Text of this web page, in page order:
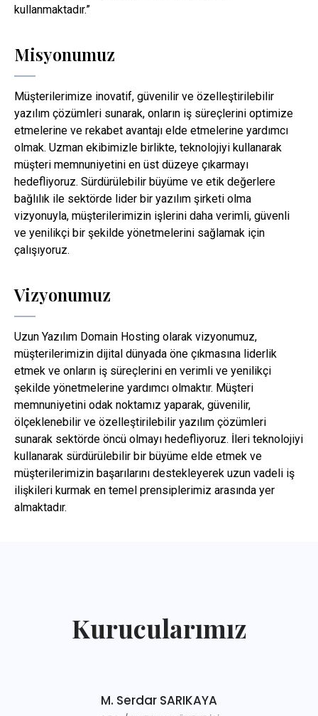
kullanmaktadır.”
Misyonumuz
Müşterilerimize inovatif, güvenilir ve özelleştirilebilir
yazılım çözümleri sunarak, onların iş süreçlerini optimize
etmelerine ve rekabet avantajı elde etmelerine yardımcı
olmak. Uzman ekibimizle birlikte, teknolojiyi kullanarak
müşteri memnuniyetini en üst düzeye çıkarmayı
hedefliyoruz. Sürdürülebilir büyüme ve etik değerlere
bağlılık ile sektörde lider bir yazılım şirketi olma
vizyonuyla, müşterilerimizin işlerini daha verimli, güvenli
ve yenilikçi bir şekilde yönetmelerini sağlamak için
çalışıyoruz.
Vizyonumuz
Uzun Yazılım Domain Hosting olarak vizyonumuz,
müşterilerimizin dijital dünyada öne çıkmasına liderlik
etmek ve onların iş süreçlerini en verimli ve yenilikçi
şekilde yönetmelerine yardımcı olmaktır. Müşteri
memnuniyetini odak noktamız yaparak, güvenilir,
ölçeklenebilir ve özelleştirilebilir yazılım çözümleri
sunarak sektörde öncü olmayı hedefliyoruz. İleri teknolojiyi
kullanarak sürdürülebilir bir büyüme elde etmek ve
müşterilerimizin başarılarını destekleyerek uzun vadeli iş
ilişkileri kurmak en temel prensiplerimiz arasında yer
almaktadır.
Kurucularımız
M. Serdar SARIKAYA